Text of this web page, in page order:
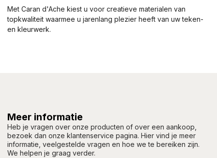
Met Caran d'Ache kiest u voor creatieve materialen van
topkwaliteit waarmee u jarenlang plezier heeft van uw teken-
en kleurwerk.
Meer informatie
Heb je vragen over onze producten of over een aankoop,
bezoek dan onze klantenservice pagina. Hier vind je meer
informatie, veelgestelde vragen en hoe we te bereiken zijn.
We helpen je graag verder.